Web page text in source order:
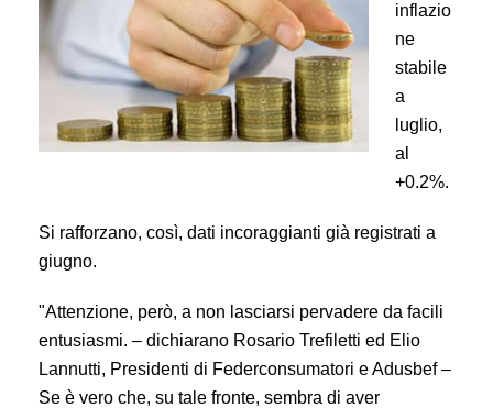
inflazio
ne
stabile
a
luglio,
al
+0.2%.
Si rafforzano, così, dati incoraggianti già registrati a
giugno.
"Attenzione, però, a non lasciarsi pervadere da facili
entusiasmi. – dichiarano Rosario Trefiletti ed Elio
Lannutti, Presidenti di Federconsumatori e Adusbef –
Se è vero che, su tale fronte, sembra di aver